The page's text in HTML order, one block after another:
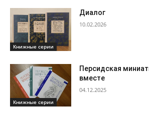
Книжные серии
Диалог
10.02.2026
Книжные серии
Персидская
вместе
04.12.2025